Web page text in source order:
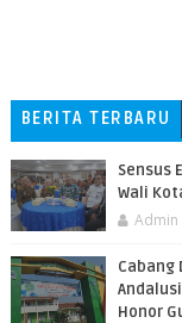
BERITA TERBARU
Sensus
Wali
Admin
Cabang
Honor